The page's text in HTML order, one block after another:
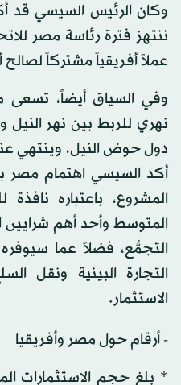
وكان الرئيس السيسي قد
ننتهز فترة رئاسة مصر
عملاً أفريقياً مشتركاً
وفي السياق أيضاً،
نهري للربط بين نهر النيل
دول حوض النيل، وينتهي
أكد السيسي اهتمام مصر
المشروع، باعتباره نافذة
المتوسط وأحد أهم شرايين
التجمُّع، فضلاً عما
التجارة البينية ونقل
الاستثمار.
- أرقام حول مصر وأفريقيا
* بلغ حجم الاستثمارات